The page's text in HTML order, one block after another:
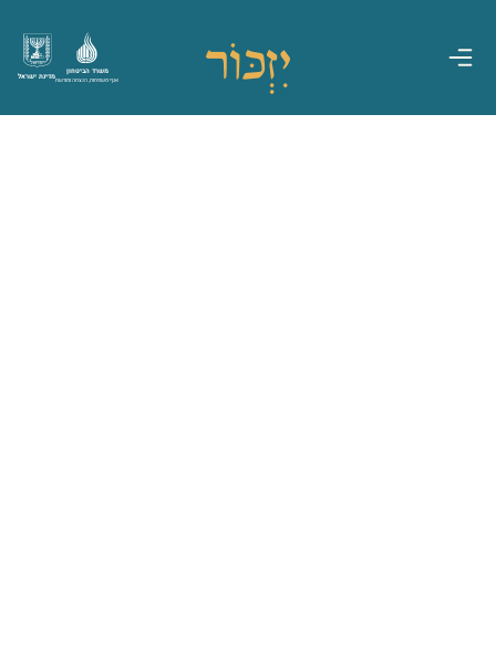
מדינת ישראל
משרד הביטחון
אגף משפחות, הנצחה ומורשת